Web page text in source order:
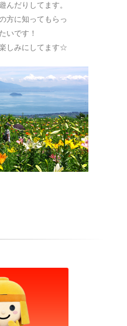
んだりしてます。
方に知ってもらっ
いです！
しみにしてます☆